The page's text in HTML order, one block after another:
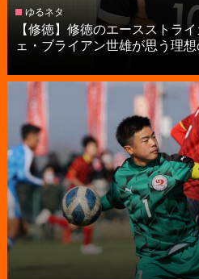
ゆるネタ
【修徳】修徳のエースストラ
ェ・ブライアン世雄が思う理想